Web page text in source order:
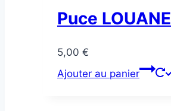
Puce LOUANE
5,00 €
Ajouter au panier